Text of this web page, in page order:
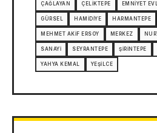
ÇAĞLAYAN ÇELIKTEPE EMNIYET
GÜRSEL HAMIDIYE HARMANTEPE
MEHMET AKIF ERSOY MERKEZ
SANAYI SEYRANTEPE ŞIRINTEPE
YAHYA KEMAL YEŞILCE